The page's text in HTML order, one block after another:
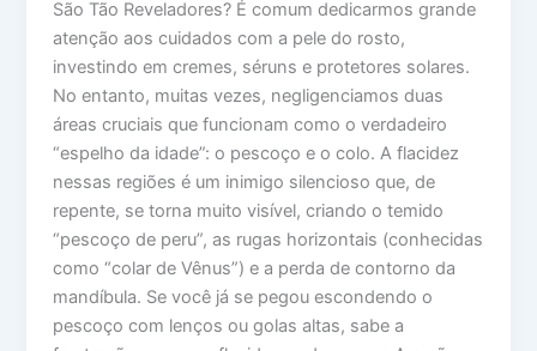
São Tão Reveladores? É comum dedicarmos grande
atenção aos cuidados com a pele do rosto,
investindo em cremes, séruns e protetores solares.
No entanto, muitas vezes, negligenciamos duas
áreas cruciais que funcionam como o verdadeiro
“espelho da idade”: o pescoço e o colo. A flacidez
nessas regiões é um inimigo silencioso que, de
repente, se torna muito visível, criando o temido
“pescoço de peru”, as rugas horizontais (conhecidas
como “colar de Vênus”) e a perda de contorno da
mandíbula. Se você já se pegou escondendo o
pescoço com lenços ou golas altas, sabe a